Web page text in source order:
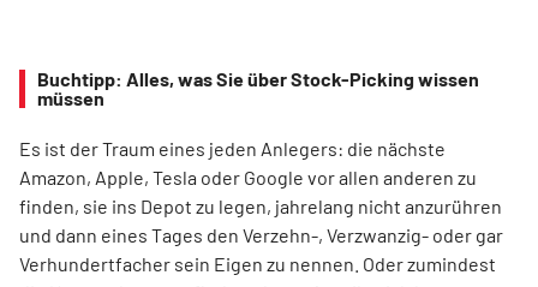
Buchtipp: Alles, was Sie über Stock-Picking wissen
müssen
Es ist der Traum eines jeden Anlegers: die nächste
Amazon, Apple, Tesla oder Google vor allen anderen zu
finden, sie ins Depot zu legen, jahrelang nicht anzurühren
und dann eines Tages den Verzehn-, Verzwanzig- oder gar
Verhundertfacher sein Eigen zu nennen. Oder zumindest